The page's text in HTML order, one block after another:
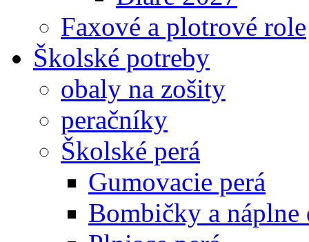
Faxové a plotrové role
Školské potreby
obaly na zošity
peračníky
Školské perá
Gumovacie perá
Bombičky a náplne